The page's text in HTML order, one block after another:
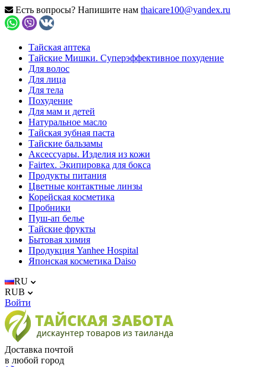
Есть вопросы? Напишите нам thaicare100@yandex.ru
Тайская аптека
Тайские Мишки. Суперэффективное похудение
Для волос
Для лица
Для тела
Похудение
Для мам и детей
Натуральное масло
Тайская зубная паста
Тайские бальзамы
Аксессуары. Изделия из кожи
Fairtex. Экипировка для бокса
Продукты питания
Цветные контактные линзы
Корейская косметика
Пробники
Пуш-ап белье
Тайские фрукты
Бытовая химия
Продукция Yanhee Hospital
Японская косметика Daiso
RU
RUB
Войти
Доставка почтой
в любой город